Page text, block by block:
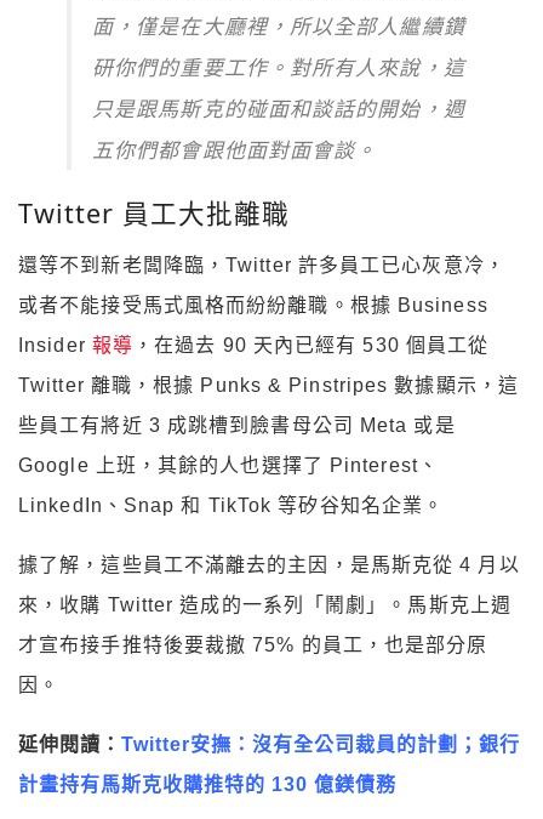
面，僅是在大廳裡，所以全部人繼續鑽
研你們的重要工作。對所有人來說，這
只是跟馬斯克的碰面和談話的開始，週
五你們都會跟他面對面會談。
Twitter 員工大批離職
還等不到新老闆降臨，Twitter 許多員工已心灰意冷，
或者不能接受馬式風格而紛紛離職。根據 Business
Insider 報導 ，在過去 90 天內已經有 530 個員工從
Twitter 離職，根據 Punks & Pinstripes 數據顯示，這
些員工有將近 3 成跳槽到臉書母公司 Meta 或是
Google 上班，其餘的人也選擇了 Pinterest、
LinkedIn、Snap 和 TikTok 等矽谷知名企業。
據了解，這些員工不滿離去的主因，是馬斯克從 4 月以
來，收購 Twitter 造成的一系列「鬧劇」。馬斯克上週
才宣布接手推特後要裁撤 75% 的員工，也是部分原
因。
延伸閱讀： Twitter安撫：沒有全公司裁員的計劃；銀行
計畫持有馬斯克收購推特的 130 億鎂債務